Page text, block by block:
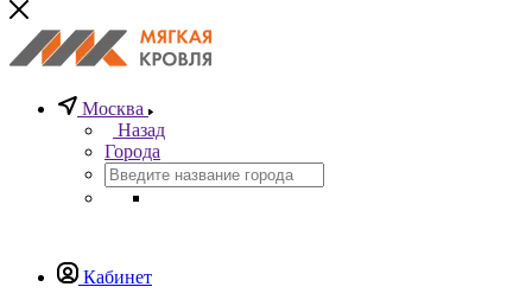
Москва
Назад
Города
Кабинет